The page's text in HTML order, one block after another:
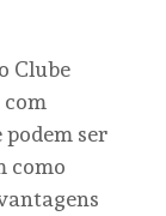
Clube
ser
como